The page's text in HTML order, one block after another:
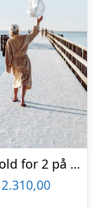
Spaophold for 2 på Falkenberg Strandbad
2.310,00